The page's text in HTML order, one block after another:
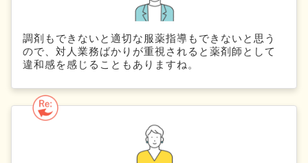
調剤もできないと適切な服薬指導もできないと思う
ので、対人業務ばかりが重視されると薬剤師として
違和感を感じることもありますね。